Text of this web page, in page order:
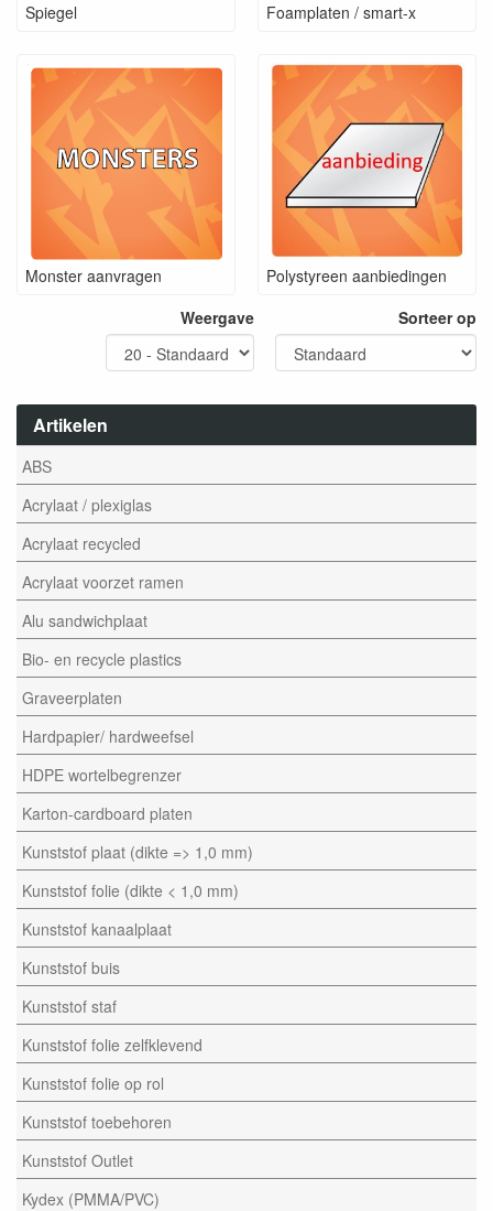
Artikelen
ABS
Acrylaat / plexiglas
Acrylaat recycled
Acrylaat voorzet ramen
Alu sandwichplaat
Bio- en recycle plastics
Graveerplaten
Hardpapier/ hardweefsel
HDPE wortelbegrenzer
Karton-cardboard platen
Kunststof plaat (dikte => 1,0 mm)
Kunststof folie (dikte < 1,0 mm)
Kunststof kanaalplaat
Kunststof buis
Kunststof staf
Kunststof folie zelfklevend
Kunststof folie op rol
Kunststof toebehoren
Kunststof Outlet
Kydex (PMMA/PVC)
Spiegel Foamplaten / smart-x
Monster aanvragen
Polystyreen aanbiedingen
Weergave
Sorteer op